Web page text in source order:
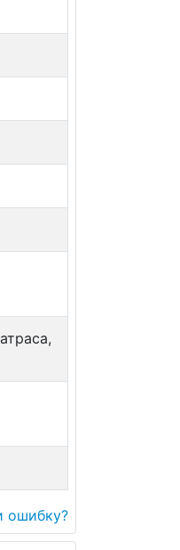
ошибку?